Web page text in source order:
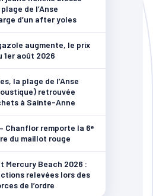
de l’Anse
d’un after yoles
augmente, le prix
1er août 2026
la plage de l’Anse
retrouvée
à Sainte-Anne
Chanflor remporte la 6ᵉ
du maillot rouge
Mercury Beach 2026 :
relevées lors des
de l’ordre